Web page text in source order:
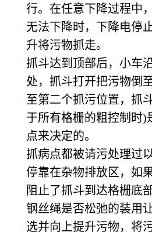
行。在任意下降过程中
无法下降时，下降电停
升将污物抓走。
抓斗达到顶部后，小车
处，抓斗打开把污物倒
至第二个抓污位置，抓
于所有格栅的粗控制时)
点来决定的。
抓病点都被请污处理过
停靠在杂物排放区，如
阻止了抓斗到达格栅底
钢丝绳是否松弛的装用
选并向上提升污物，将